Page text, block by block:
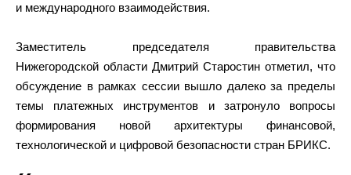
и международного взаимодействия.
Заместитель председателя правительства
Нижегородской области Дмитрий Старостин отметил, что
обсуждение в рамках сессии вышло далеко за пределы
темы платежных инструментов и затронуло вопросы
формирования новой архитектуры финансовой,
технологической и цифровой безопасности стран БРИКС.